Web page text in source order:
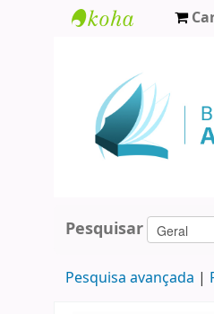
Agamenon
Magalhães
Pesquisar
Pesquisa avançada